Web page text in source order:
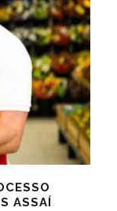
ASSAÍ